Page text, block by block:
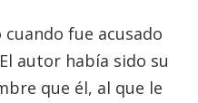
fue acusado
autor había sido su
que él, al que le